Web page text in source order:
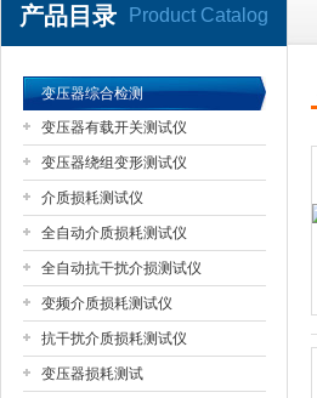
扬州国浩电气有限公司
产品目录 Product Catalog
变压器综合检测
变压器有载开关测试仪
变压器绕组变形测试仪
介质损耗测试仪
全自动介质损耗测试仪
全自动抗干扰介损测试仪
变频介质损耗测试仪
抗干扰介质损耗测试仪
变压器损耗测试